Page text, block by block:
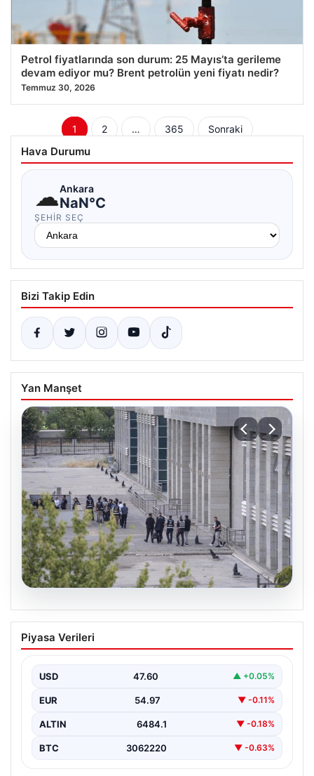
Petrol fiyatlarında son durum: 25 Mayıs’ta gerileme
devam ediyor mu? Brent petrolün yeni fiyatı nedir?
Temmuz 30, 2026
Yazı
sayfalaması
1 2 … 365 Sonraki
Hava Durumu
☁Ankara
NaN°C
ŞEHIR SEÇ
Bizi Takip Edin
Yan Manşet
Etimesgut Belediye Soruşturmasında
Şok Gelişme: Başkan Yardımcısının
Etimesgut Belediyesi’nde yürütülen kapsamlı
Belediye Başkan Yardımcısı…
Piyasa Verileri
USD 47.60 ▲ +0.05%
EUR 54.97 ▼ -0.11%
ALTIN 6484.1 ▼ -0.18%
BTC 3062220 ▼ -0.63%